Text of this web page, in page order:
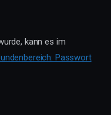
über die Webseite
Konto mit einer
kann es im
Passwort